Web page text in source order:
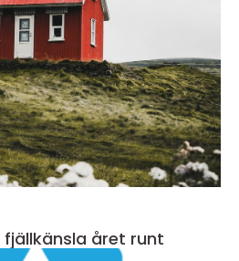
Boende grövelsjön fjällkänsla året runt